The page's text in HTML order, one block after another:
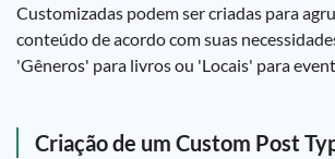
Customizadas podem ser criadas para
conteúdo de acordo com suas
'Gêneros' para livros ou 'Locais' para
Criação de um Custom Post